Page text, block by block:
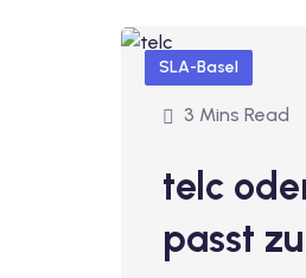
SLA-Basel
3 Mins Read
telc
passt